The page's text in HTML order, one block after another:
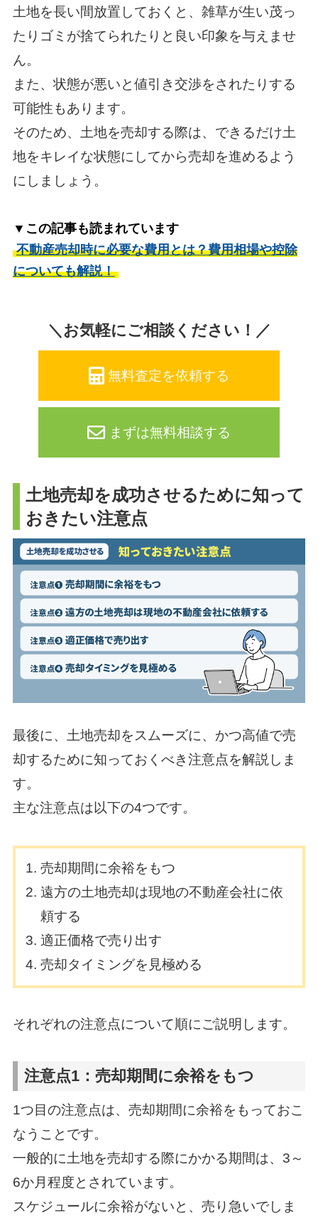
土地を長い間放置しておくと、雑草が生い茂っ
たりゴミが捨てられたりと良い印象を与えませ
ん。
また、状態が悪いと値引き交渉をされたりする
可能性もあります。
そのため、土地を売却する際は、できるだけ土
地をキレイな状態にしてから売却を進めるよう
にしましょう。
▼この記事も読まれています
不動産売却時に必要な費用とは？費用相場や控除
についても解説！
＼お気軽にご相談ください！／
無料査定を依頼する
まずは無料相談する
土地売却を成功させるために知って
おきたい注意点
最後に、土地売却をスムーズに、かつ高値で売
却するために知っておくべき注意点を解説しま
す。
主な注意点は以下の4つです。
売却期間に余裕をもつ
遠方の土地売却は現地の不動産会社に依
頼する
適正価格で売り出す
売却タイミングを見極める
それぞれの注意点について順にご説明します。
注意点1：売却期間に余裕をもつ
1つ目の注意点は、売却期間に余裕をもっておこ
なうことです。
一般的に土地を売却する際にかかる期間は、3～
6か月程度とされています。
スケジュールに余裕がないと、売り急いでしま